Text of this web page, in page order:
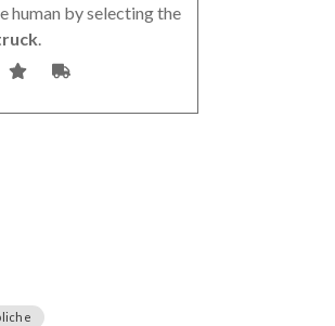
human by selecting the
.